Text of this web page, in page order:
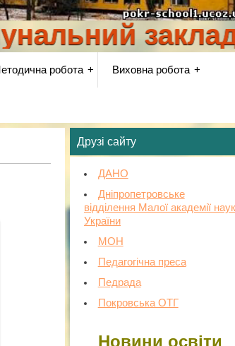
заклад
робота Виховна робота
Друзі сайту
ДАНО
Дніпропетровське
відділення Малої академії наук
України
МОН
Педагогічна преса
Педрада
Покровська ОТГ
Новини освіти